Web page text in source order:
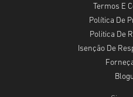
Termos E
Política De
Politica De
Isenção De